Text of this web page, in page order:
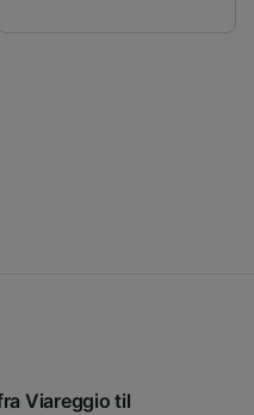
Viareggio til